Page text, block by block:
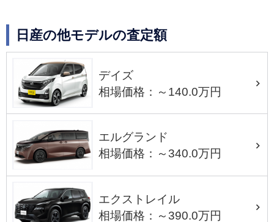
日産の他モデルの査定額
デイズ
相場価格：～140.0万円
エルグランド
相場価格：～340.0万円
エクストレイル
相場価格：～390.0万円